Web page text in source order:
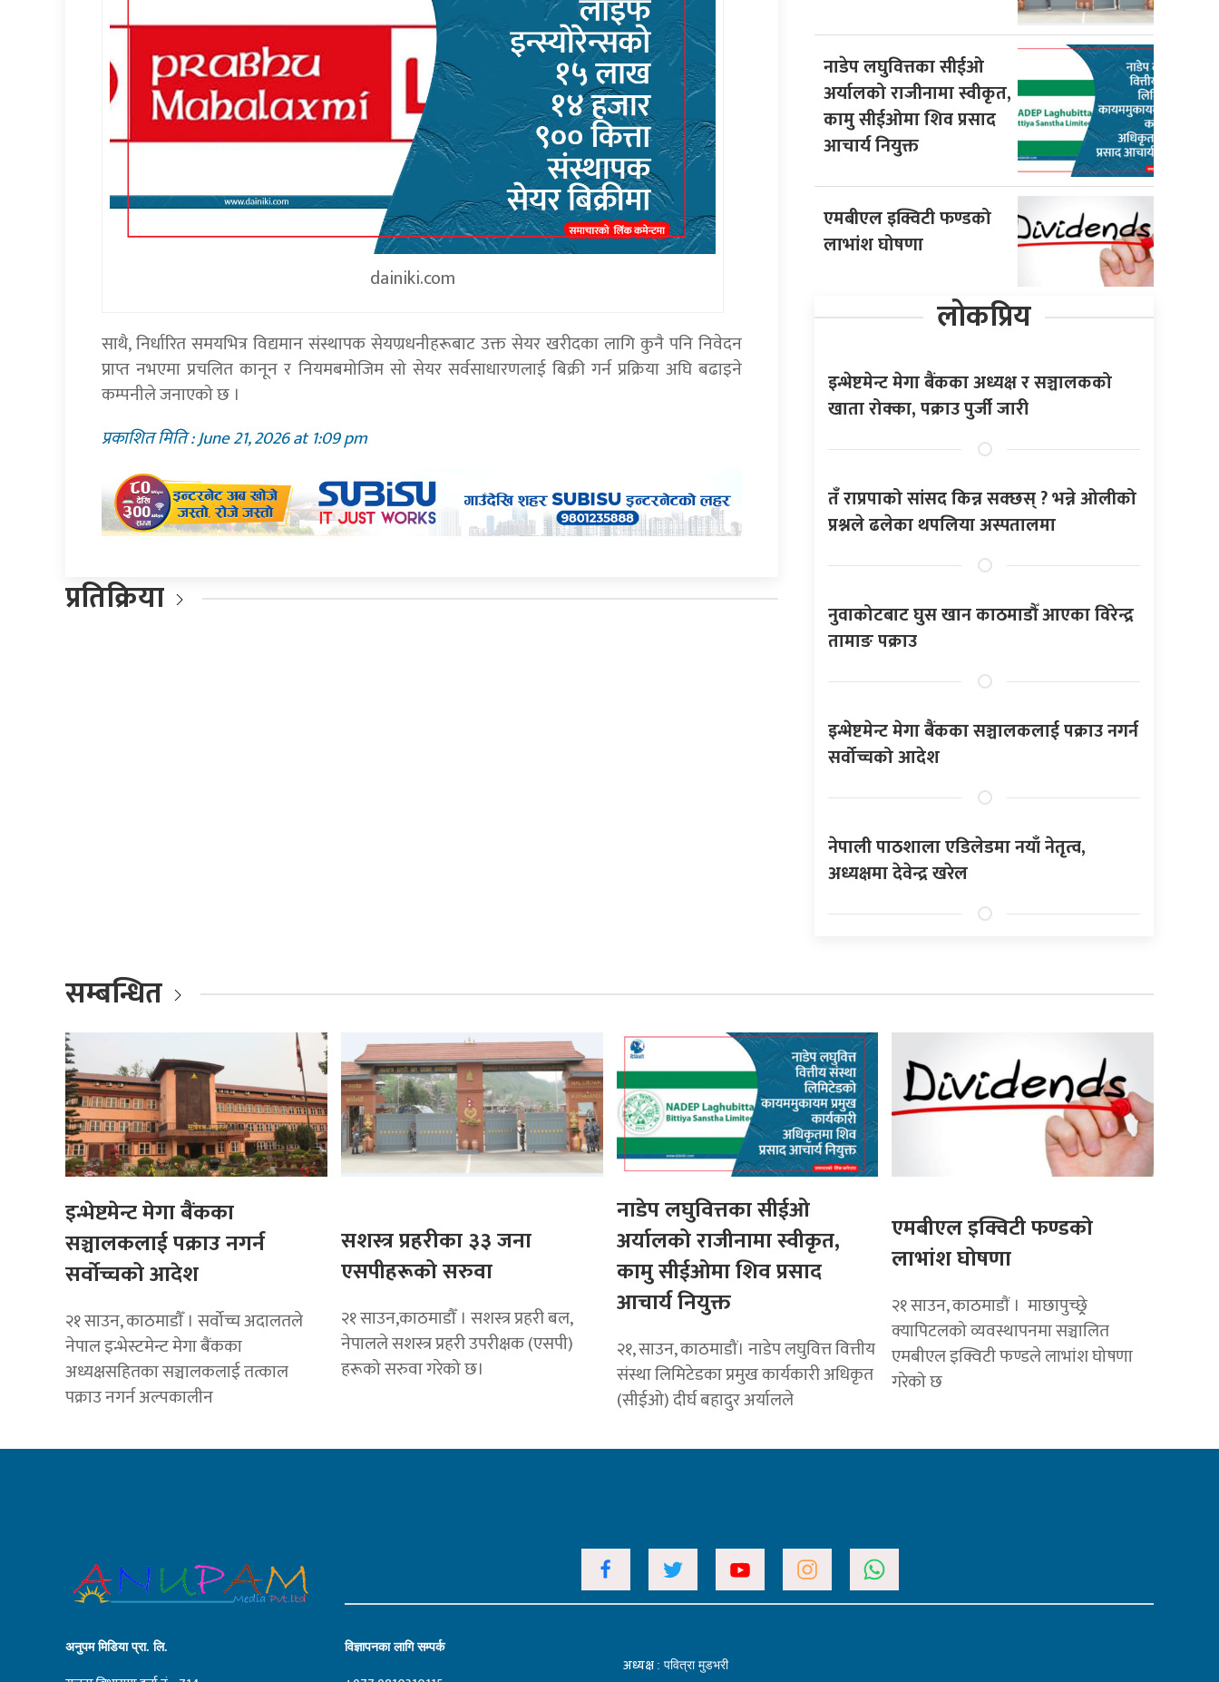
dainiki.com
साथै, निर्धारित समयभित्र विद्यमान संस्थापक सेयण्रधनीहरूबाट उक्त सेयर खरीदका लागि कुनै पनि निवेदन
प्राप्त नभएमा प्रचलित कानून र नियमबमोजिम सो सेयर सर्वसाधारणलाई बिक्री गर्न प्रक्रिया अघि बढाइने
कम्पनीले जनाएको छ ।
प्रकाशित मिति : June 21, 2026 at 1:09 pm
प्रतिक्रिया
नाडेप लघुवित्तका सीईओ
अर्यालको राजीनामा स्वीकृत,
कामु सीईओमा शिव प्रसाद
आचार्य नियुक्त
एमबीएल इक्विटी फण्डको
लाभांश घोषणा
लोकप्रिय
इन्भेष्टमेन्ट मेगा बैंकका अध्यक्ष र सञ्चालकको
खाता रोक्का, पक्राउ पुर्जी जारी
तँ राप्रपाको सांसद किन्न सक्छस् ? भन्ने ओलीको
प्रश्नले ढलेका थपलिया अस्पतालमा
नुवाकोटबाट घुस खान काठमाडौँ आएका विरेन्द्र
तामाङ पक्राउ
इन्भेष्टमेन्ट मेगा बैंकका सञ्चालकलाई पक्राउ नगर्न
सर्वोच्चको आदेश
नेपाली पाठशाला एडिलेडमा नयाँ नेतृत्व,
अध्यक्षमा देवेन्द्र खरेल
सम्बन्धित
इन्भेष्टमेन्ट मेगा बैंकका
सञ्चालकलाई पक्राउ नगर्न
सर्वोच्चको आदेश
२१ साउन, काठमाडाैँ । सर्वोच्च अदालतले
नेपाल इन्भेस्टमेन्ट मेगा बैंकका
अध्यक्षसहितका सञ्चालकलाई तत्काल
पक्राउ नगर्न अल्पकालीन
सशस्त्र प्रहरीका ३३ जना
एसपीहरूको सरुवा
२१ साउन,काठमाडौँ । सशस्त्र प्रहरी बल,
नेपालले सशस्त्र प्रहरी उपरीक्षक (एसपी)
हरूको सरुवा गरेको छ।
नाडेप लघुवित्तका सीईओ
अर्यालको राजीनामा स्वीकृत,
कामु सीईओमा शिव प्रसाद
आचार्य नियुक्त
२१, साउन, काठमाडौं। नाडेप लघुवित्त वित्तीय
संस्था लिमिटेडका प्रमुख कार्यकारी अधिकृत
(सीईओ) दीर्घ बहादुर अर्यालले
एमबीएल इक्विटी फण्डको
लाभांश घोषणा
२१ साउन, काठमाडाैं । माछापुच्छ्र्रे
क्यापिटलको व्यवस्थापनमा सञ्चालित
एमबीएल इक्विटी फण्डले लाभांश घोषणा
गरेको छ
अनुपम मिडिया प्रा. लि. विज्ञापनका लागि सम्पर्क
अध्यक्ष : पवित्रा मुडभरी